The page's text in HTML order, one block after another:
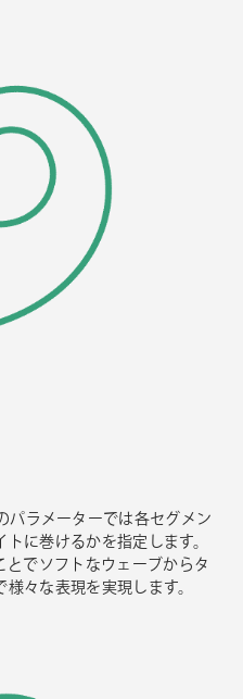
パラメーターでは各セグメン
に巻けるかを指定します。
でソフトなウェーブからタ
々な表現を実現します。